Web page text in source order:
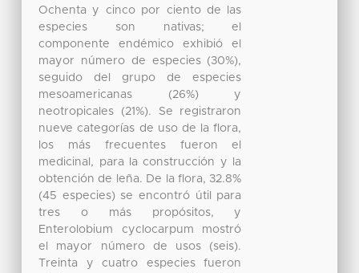
Ochenta y cinco por ciento de las
especies son nativas; el
componente endémico exhibió el
mayor número de especies (30%),
seguido del grupo de especies
mesoamericanas (26%) y
neotropicales (21%). Se registraron
nueve categorías de uso de la flora,
los más frecuentes fueron el
medicinal, para la construcción y la
obtención de leña. De la flora, 32.8%
(45 especies) se encontró útil para
tres o más propósitos, y
Enterolobium cyclocarpum mostró
el mayor número de usos (seis).
Treinta y cuatro especies fueron